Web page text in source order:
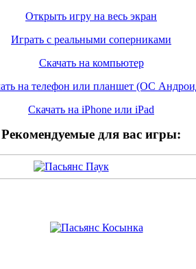
Открыть игру на весь экран
Играть с реальными соперниками
Скачать на компьютер
на телефон или планшет (ОС
Скачать на iPhone или iPad
Рекомендуемые для вас игры: